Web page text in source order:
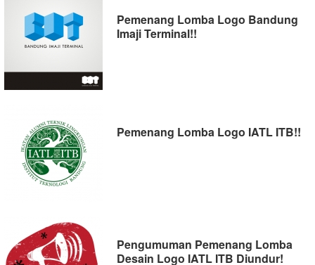
Pemenang Lomba Logo Bandung
Imaji Terminal!!
Pemenang Lomba Logo IATL ITB!!
Pengumuman Pemenang Lomba
Desain Logo IATL ITB Diundur!